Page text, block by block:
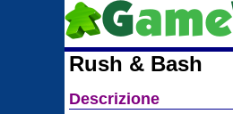
Rush & Bash
Descrizione